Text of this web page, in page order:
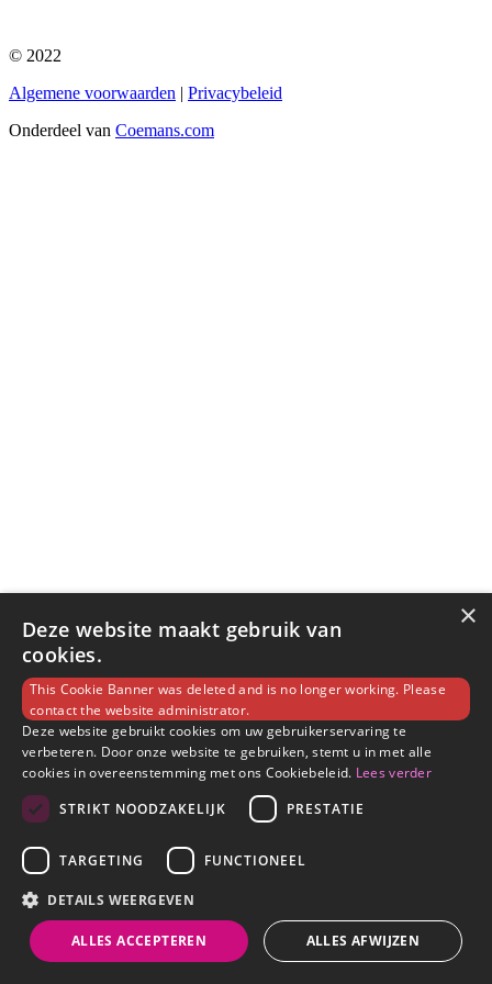
© 2022
Algemene voorwaarden | Privacybeleid
Onderdeel van Coemans.com
×
Deze website maakt gebruik van
cookies.
This Cookie Banner was deleted and is no longer working. Please
contact the website administrator.
Deze website gebruikt cookies om uw gebruikerservaring te
verbeteren. Door onze website te gebruiken, stemt u in met alle
cookies in overeenstemming met ons Cookiebeleid. Lees verder
STRIKT NOODZAKELIJK
PRESTATIE
TARGETING FUNCTIONEEL
DETAILS WEERGEVEN
ALLES ACCEPTEREN ALLES AFWIJZEN